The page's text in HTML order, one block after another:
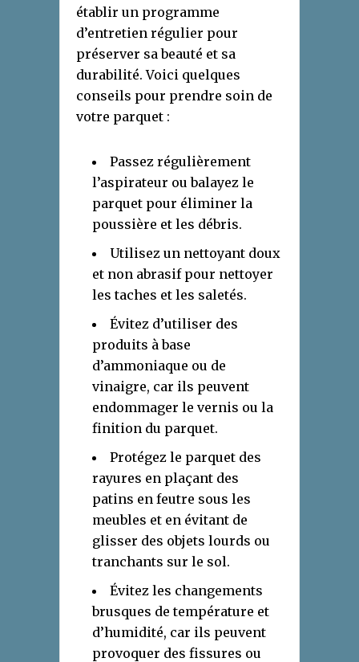
établir un programme
d’entretien régulier pour
préserver sa beauté et sa
durabilité. Voici quelques
conseils pour prendre soin de
votre parquet :
Passez régulièrement
l’aspirateur ou balayez le
parquet pour éliminer la
poussière et les débris.
Utilisez un nettoyant doux
et non abrasif pour nettoyer
les taches et les saletés.
Évitez d’utiliser des
produits à base
d’ammoniaque ou de
vinaigre, car ils peuvent
endommager le vernis ou la
finition du parquet.
Protégez le parquet des
rayures en plaçant des
patins en feutre sous les
meubles et en évitant de
glisser des objets lourds ou
tranchants sur le sol.
Évitez les changements
brusques de température et
d’humidité, car ils peuvent
provoquer des fissures ou